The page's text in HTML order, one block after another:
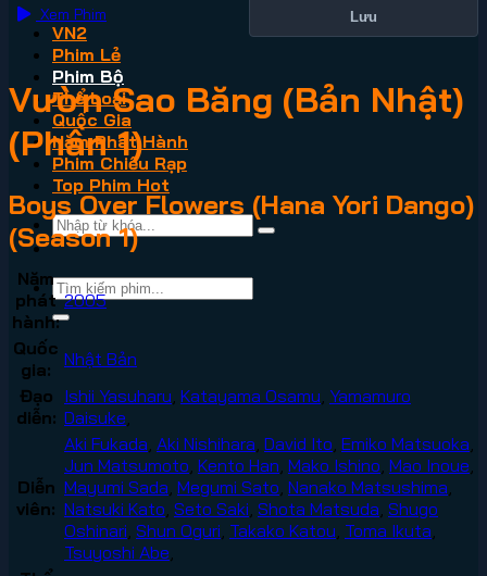
VN2
Phim Lẻ
Phim Bộ
Thể Loại
Quốc Gia
Năm Phát Hành
Phim Chiếu Rạp
Top Phim Hot
Xem Phim Lưu
Vườn Sao Băng (Bản Nhật)
(Phần 1)
Boys Over Flowers (Hana Yori Dango)
(Season 1)
Năm
phát
hành:
2005
Quốc
gia:
Nhật Bản
Đạo
diễn:
Ishii Yasuharu Katayama Osamu Yamamuro
Daisuke
Diễn
viên:
Aki Fukada Aki Nishihara David Ito Emiko Matsuoka
Jun Matsumoto Kento Han Mako Ishino Mao Inoue
Mayumi Sada Megumi Sato Nanako Matsushima
Natsuki Kato Seto Saki Shota Matsuda Shugo
Oshinari Shun Oguri Takako Katou Toma Ikuta
Tsuyoshi Abe